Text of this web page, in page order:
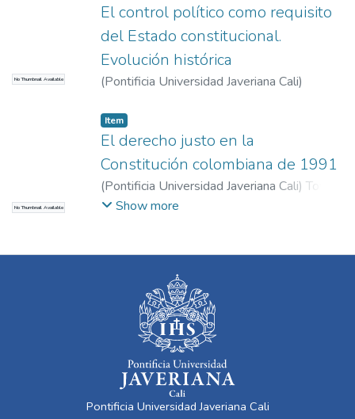
No Thumbnail Available
El control político como requisito
del Estado constitucional.
Evolución histórica
(Pontificia Universidad Javeriana Cali)
No Thumbnail Available
Item
El derecho justo en la
Constitución colombiana de 1991
(Pontificia Universidad Javeriana Cali) Tovar,
Luis Freddyur
Show more
Pontificia Universidad Javeriana Cali